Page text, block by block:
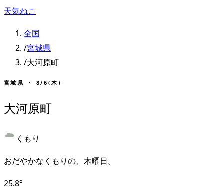
天気ねこ
全国
/宮城県
/大河原町
宮城県 ・ 8/6(木)
大河原町
くもり
おだやかなくもりの、木曜日。
25.8°